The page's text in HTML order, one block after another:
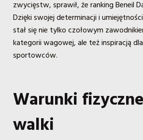
zwycięstw, sprawił, że ranking Beneil
Dzięki swojej determinacji i
stał się nie tylko czołowym
kategorii wagowej, ale też inspiracją
sportowców.
Warunki
walki